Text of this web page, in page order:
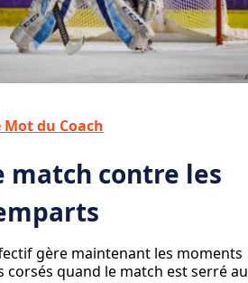
Mot du Coach
match contre les
gère maintenant les moments
corsés quand le match est serré au